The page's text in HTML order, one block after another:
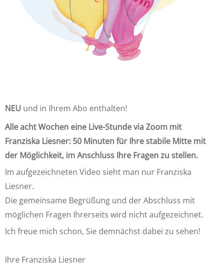
NEU und in Ihrem Abo enthalten!
Alle acht Wochen eine Live-Stunde via Zoom mit
Franziska Liesner: 50 Minuten für Ihre stabile Mitte mit
der Möglichkeit, im Anschluss Ihre Fragen zu stellen.
Im aufgezeichneten Video sieht man nur Franziska
Liesner.
Die gemeinsame Begrüßung und der Abschluss mit
möglichen Fragen Ihrerseits wird nicht aufgezeichnet.
Ich freue mich schon, Sie demnächst dabei zu sehen!
Ihre Franziska Liesner